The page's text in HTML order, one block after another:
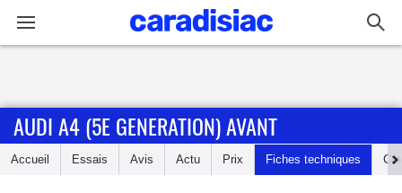
Accueil
AUDI A4 (5E GENERATION) AVANT
Accueil Essais Avis Actu Prix Fiches techniques